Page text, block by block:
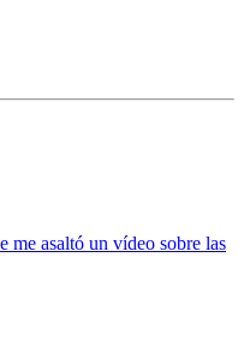
me asaltó un vídeo sobre las